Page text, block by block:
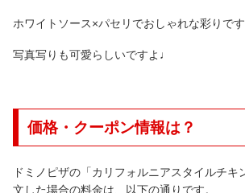
ホワイトソース×パセリでおしゃれな彩りです
写真写りも可愛らしいですよ♩
価格・クーポン情報は？
ドミノピザの「カリフォルニアスタイルチキ
文した場合の料金は、以下の通りです。